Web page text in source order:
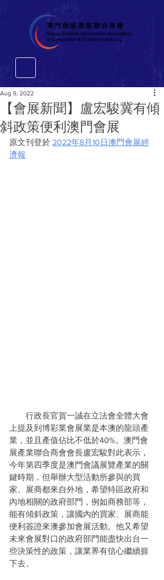
【會展新聞】盧宏駿冀有傾
斜政策便利澳門會展
Aug 9, 2022
原文刊登於 2022年8月10日澳門會展經
濟報
行政長官賀一誠在立法會全體大會
上提及到博彩業會展業是本澳的龍頭產
業，並且產值佔比不低於40%。澳門會
展產業聯合商會會長盧宏駿對此表示，
今年第四季度是澳門會議展覽產業的關
鍵時期，但舉辦大型活動所參與的買
家、展商都來自外地，希望特區政府和
內地相關的政府部門，例如商務部等，
能有傾斜政策，讓國內的買家、展商能
便利簽證來澳參加會展活動。他又希望
未來會展對口的政府部門能盡快出台一
些決策性的政策，讓業界有信心繼續捱
下去。